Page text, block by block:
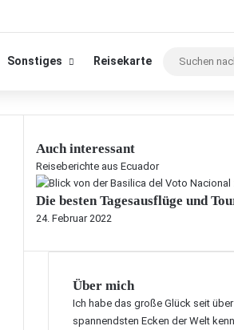
Sonstiges Reisekarte
Auch interessant
S
c
h
l
e
Reiseberichte aus Ecuador
Die besten Tagesausflüge und
24. Februar 2022
Über mich
Ich habe das große Glück seit
spannendsten Ecken der Welt